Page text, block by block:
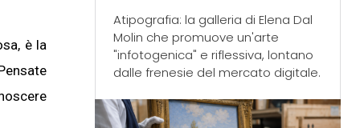
è la
Atipografia: la galleria di Elena Dal
Molin che promuove un'arte
"infotogenica" e riflessiva, lontano
dalle frenesie del mercato digitale.